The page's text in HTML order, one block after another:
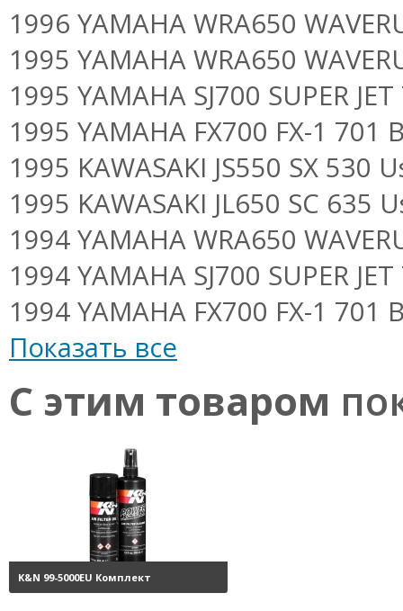
1996 YAMAHA WRA650
1995 YAMAHA WRA650
1995 YAMAHA SJ700 SUPER
1995 YAMAHA FX700 FX-1 701
1995 KAWASAKI JS550 SX 530
1995 KAWASAKI JL650 SC 635
1994 YAMAHA WRA650
1994 YAMAHA SJ700 SUPER
1994 YAMAHA FX700 FX-1 701
Показать все
С этим товаром
K&N 99-5000EU Комплект